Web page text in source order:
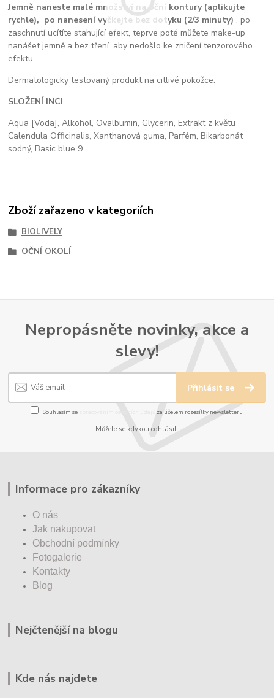
Jemně naneste malé množství na oční kontury (aplikujte
rychle), po nanesení vyčkejte bez dotyku (2/3 minuty) , po
zaschnutí ucítíte stahující efekt, teprve poté můžete make-up
nanášet jemně a bez tření. aby nedošlo ke zničení tenzorového
efektu.
Dermatologicky testovaný produkt na citlivé pokožce.
SLOŽENÍ INCI
Aqua [Voda], Alkohol, Ovalbumin, Glycerin, Extrakt z květu
Calendula Officinalis, Xanthanová guma, Parfém, Bikarbonát
sodný, Basic blue 9.
Zboží zařazeno v kategoriích
BIOLIVELY
OČNÍ OKOLÍ
Nepropásněte novinky, akce a
slevy!
Přihlásit se
Souhlasím se za účelem rozesílky newsletteru.
Můžete se kdykoli odhlásit.
Informace pro zákazníky
O nás
Jak nakupovat
Obchodní podmínky
Fotogalerie
Kontakty
Blog
Nejčtenější na blogu
Kde nás najdete